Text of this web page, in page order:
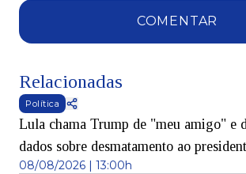
COMENTAR
Relacionadas
Política
Lula chama Trump de "meu amigo" e
dados sobre desmatamento ao
08/08/2026 | 13:00h